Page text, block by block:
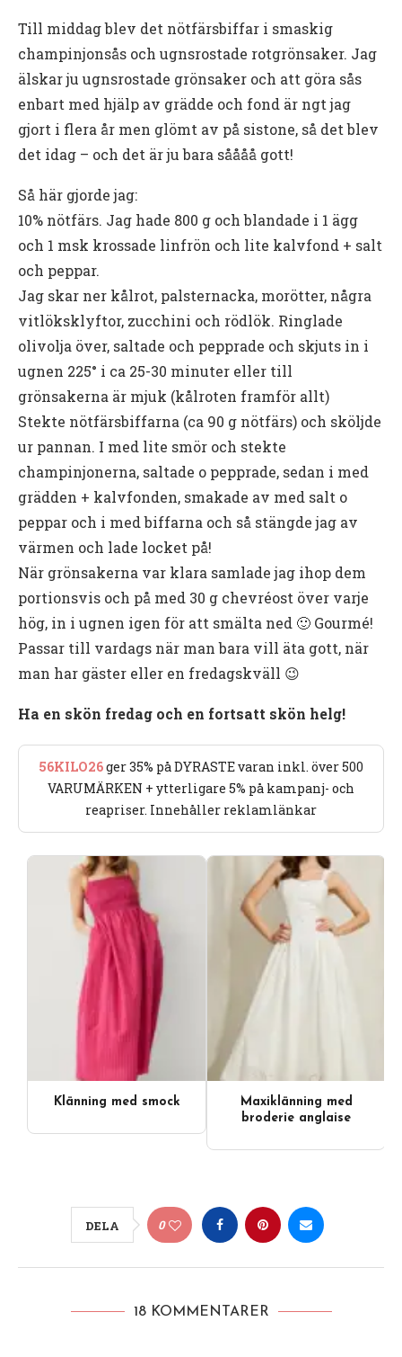
Till middag blev det nötfärsbiffar i smaskig
champinjonsås och ugnsrostade rotgrönsaker. Jag
älskar ju ugnsrostade grönsaker och att göra sås
enbart med hjälp av grädde och fond är ngt jag
gjort i flera år men glömt av på sistone, så det blev
det idag – och det är ju bara såååå gott!
Så här gjorde jag:
10% nötfärs. Jag hade 800 g och blandade i 1 ägg
och 1 msk krossade linfrön och lite kalvfond + salt
och peppar.
Jag skar ner kålrot, palsternacka, morötter, några
vitlöksklyftor, zucchini och rödlök. Ringlade
olivolja över, saltade och pepprade och skjuts in i
ugnen 225° i ca 25-30 minuter eller till
grönsakerna är mjuk (kålroten framför allt)
Stekte nötfärsbiffarna (ca 90 g nötfärs) och sköljde
ur pannan. I med lite smör och stekte
champinjonerna, saltade o pepprade, sedan i med
grädden + kalvfonden, smakade av med salt o
peppar och i med biffarna och så stängde jag av
värmen och lade locket på!
När grönsakerna var klara samlade jag ihop dem
portionsvis och på med 30 g chevréost över varje
hög, in i ugnen igen för att smälta ned 🙂 Gourmé!
Passar till vardags när man bara vill äta gott, när
man har gäster eller en fredagskväll 😉
Ha en skön fredag och en fortsatt skön helg!
56KILO26ger 35% på DYRASTE varan inkl. över 500
VARUMÄRKEN + ytterligare 5% på kampanj- och
reapriser. Innehåller reklamlänkar
Klänning med smock
Maxiklänning med
broderie anglaise
DELA 0
18 KOMMENTARER